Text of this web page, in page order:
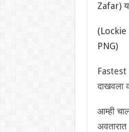
Zafar)
PNG)
Fastest
दाखवला
आम्ही
अवतारात